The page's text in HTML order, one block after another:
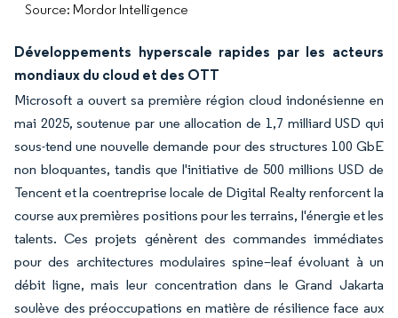
Source: Mordor Intelligence
Développements hyperscale rapides par les acteurs
mondiaux du cloud et des OTT
Microsoft a ouvert sa première région cloud indonésienne en
mai 2025, soutenue par une allocation de 1,7 milliard USD qui
sous-tend une nouvelle demande pour des structures 100 GbE
non bloquantes, tandis que l'initiative de 500 millions USD de
Tencent et la coentreprise locale de Digital Realty renforcent la
course aux premières positions pour les terrains, l'énergie et les
talents. Ces projets génèrent des commandes immédiates
pour des architectures modulaires spine–leaf évoluant à un
débit ligne, mais leur concentration dans le Grand Jakarta
soulève des préoccupations en matière de résilience face aux